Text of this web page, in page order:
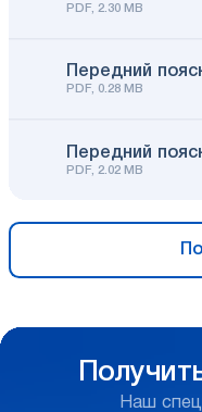
PDF, 2.30 MB
Передний
PDF, 0.28 MB
Передний
PDF, 2.02 MB
Наш